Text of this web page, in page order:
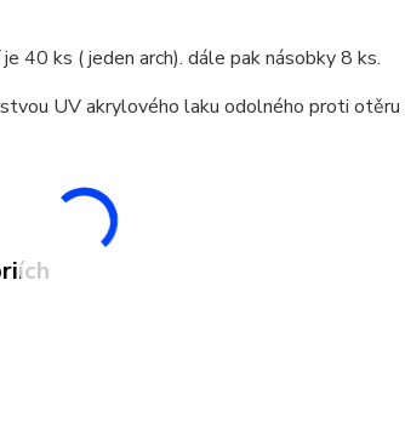
40 ks ( jeden arch). dále pak násobky 8 ks.
UV akrylového laku odolného proti